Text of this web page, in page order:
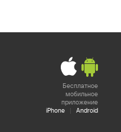
Бесплатное
мобильное
приложение
iPhone
| Android